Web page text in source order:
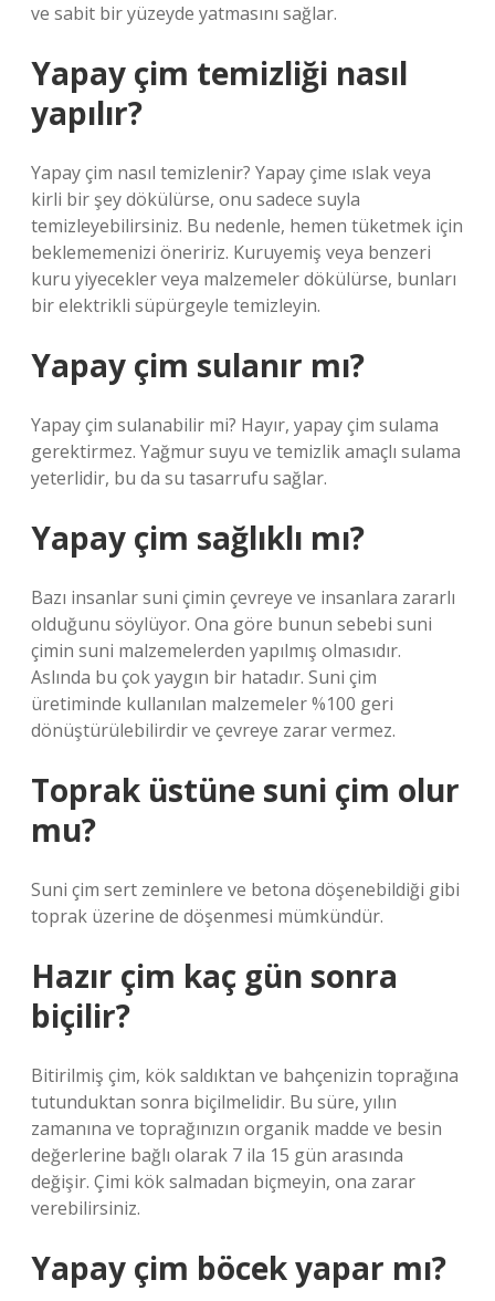
ve sabit bir yüzeyde yatmasını sağlar.
Yapay çim temizliği nasıl
yapılır?
Yapay çim nasıl temizlenir? Yapay çime ıslak veya
kirli bir şey dökülürse, onu sadece suyla
temizleyebilirsiniz. Bu nedenle, hemen tüketmek için
beklememenizi öneririz. Kuruyemiş veya benzeri
kuru yiyecekler veya malzemeler dökülürse, bunları
bir elektrikli süpürgeyle temizleyin.
Yapay çim sulanır mı?
Yapay çim sulanabilir mi? Hayır, yapay çim sulama
gerektirmez. Yağmur suyu ve temizlik amaçlı sulama
yeterlidir, bu da su tasarrufu sağlar.
Yapay çim sağlıklı mı?
Bazı insanlar suni çimin çevreye ve insanlara zararlı
olduğunu söylüyor. Ona göre bunun sebebi suni
çimin suni malzemelerden yapılmış olmasıdır.
Aslında bu çok yaygın bir hatadır. Suni çim
üretiminde kullanılan malzemeler %100 geri
dönüştürülebilirdir ve çevreye zarar vermez.
Toprak üstüne suni çim olur
mu?
Suni çim sert zeminlere ve betona döşenebildiği gibi
toprak üzerine de döşenmesi mümkündür.
Hazır çim kaç gün sonra
biçilir?
Bitirilmiş çim, kök saldıktan ve bahçenizin toprağına
tutunduktan sonra biçilmelidir. Bu süre, yılın
zamanına ve toprağınızın organik madde ve besin
değerlerine bağlı olarak 7 ila 15 gün arasında
değişir. Çimi kök salmadan biçmeyin, ona zarar
verebilirsiniz.
Yapay çim böcek yapar mı?